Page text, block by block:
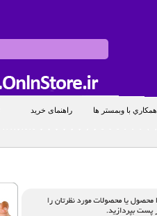
همکاري با وبمستر ها راهنمای خرید